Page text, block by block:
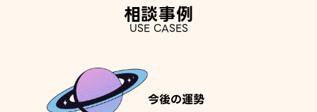
相談事例
USE CASES
今後の運勢